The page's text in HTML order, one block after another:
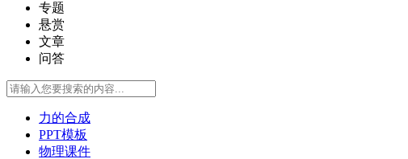
专题
悬赏
文章
问答
力的合成
PPT模板
物理课件